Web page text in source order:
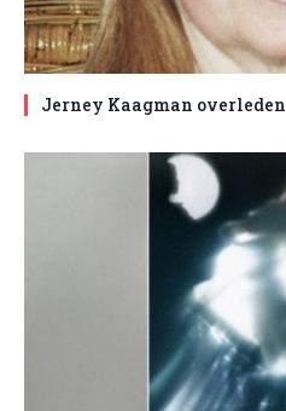
Jerney Kaagman overleden